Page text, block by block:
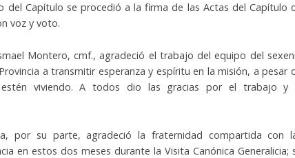
del Capítulo se procedió a la firma de las Actas del Capítulo
voz y voto.
Montero, cmf., agradeció el trabajo del equipo del
a transmitir esperanza y espíritu en la misión, a pesar
viviendo. A todos dio las gracias por el trabajo y
por su parte, agradeció la fraternidad compartida con
en estos dos meses durante la Visita Canónica Generalicia;